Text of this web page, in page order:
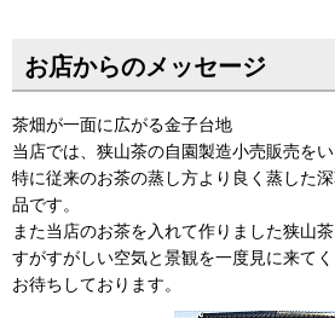
お店からのメッセージ
茶畑が一面に広がる金子台地
当店では、狭山茶の自園製造小売販売をい
特に従来のお茶の蒸し方より良く蒸した
品です。
また当店のお茶を入れて作りました狭山
すがすがしい空気と景観を一度見に来てく
お待ちしております。